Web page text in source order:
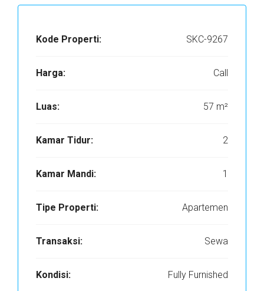
Kode Properti: SKC-9267
Harga: Call
Luas: 57 m²
Kamar Tidur: 2
Kamar Mandi: 1
Tipe Properti: Apartemen
Transaksi: Sewa
Kondisi: Fully Furnished